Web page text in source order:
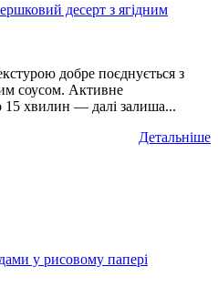
десерт з ягідним
добре поєднується з
соусом. Активне
15 хвилин — далі залиша...
Детальніше
у рисовому папері